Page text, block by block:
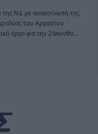
ΝΔ με ανακοίνωσή της
του Αργασίου
έργο για την Ζάκυνθο…